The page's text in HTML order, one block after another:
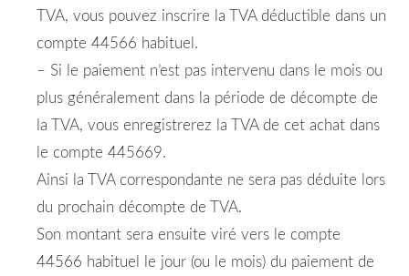
TVA, vous pouvez inscrire la TVA déductible dans un
compte 44566 habituel.
– Si le paiement n’est pas intervenu dans le mois ou
plus généralement dans la période de décompte de
la TVA, vous enregistrerez la TVA de cet achat dans
le compte 445669.
Ainsi la TVA correspondante ne sera pas déduite lors
du prochain décompte de TVA.
Son montant sera ensuite viré vers le compte
44566 habituel le jour (ou le mois) du paiement de